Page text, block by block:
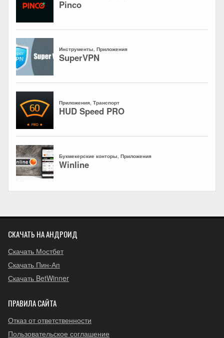
СКАЧАТЬ НА АНДРОИД
Скачать Мостбет
Скачать Пин-Ап
Скачать BetWinner
ПРАВИЛА САЙТА
Отказ от ответственности
Пользовательское соглашение